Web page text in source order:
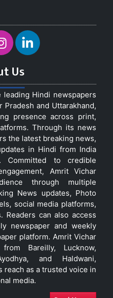
Us
Hindi newspapers
and Uttarakhand,
presence across print,
Through its news
the latest breaking news,
in Hindi from India
to credible
Amrit Vichar
through multiple
News updates, Photo
social media platforms,
Readers can also access
newspaper and weekly
platform. Amrit Vichar
Bareilly, Lucknow,
and Haldwani,
as a trusted voice in
media.